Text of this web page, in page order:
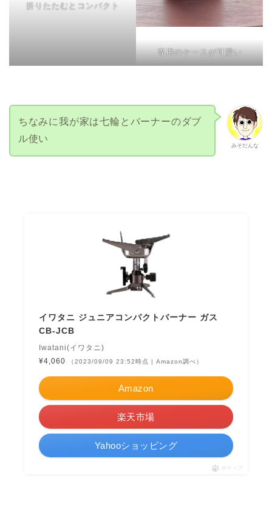
折りたたむとコンパクト
専用のケースが可愛い
みそだんな
ちなみに我が家は七輪とバーナーのダブ
ル使い
イワタニ ジュニアコンパクトバーナー ガス
CB-JCB
Iwatani(イワタニ)
¥4,060
（2023/09/09 23:52時点 | Amazon調べ）
Amazon
楽天市場
Yahooショッピング
ポチップ